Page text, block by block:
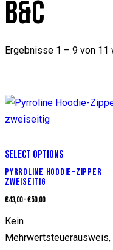
B&C
Ergebnisse 1 – 9 von 11
SELECT OPTIONS
PYRROLINE HOODIE-ZIPPER
ZWEISEITIG
€43,00–€50,00
Kein
Mehrwertsteuerausweis,